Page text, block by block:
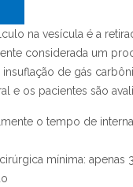
na vesícula é a
considerada um
de gás
e os pacientes são
o tempo de
mínima: